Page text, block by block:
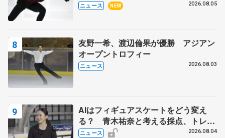
ニュース NEW 2026.08.05
友野一希、渡辺倫果が優勝 アジアン
オープントロフィー
ニュース 2026.08.03
AIはフィギュアスケートをどう変え
る？ 青木祐奈と考える採点、トレー
ニングの未来
ニュース 2026.08.04